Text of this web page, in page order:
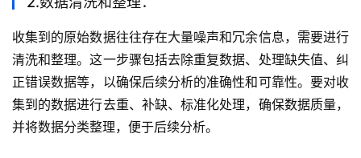
收集到的原始数据往往存在大量噪声和冗余信息，需要进行
清洗和整理。这一步骤包括去除重复数据、处理缺失值、纠
正错误数据等，以确保后续分析的准确性和可靠性。要对收
集到的数据进行去重、补缺、标准化处理，确保数据质量，
并将数据分类整理，便于后续分析。